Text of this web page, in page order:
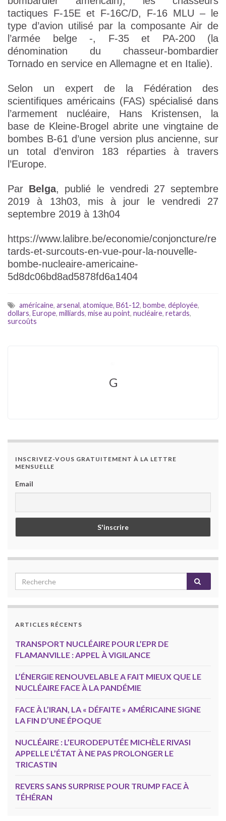
tactiques F-15E et F-16C/D, F-16 MLU – le
type d’avion utilisé par la composante Air de
l’armée belge -, F-35 et PA-200 (la
dénomination du chasseur-bombardier
Tornado en service en Allemagne et en Italie).
Selon un expert de la Fédération des
scientifiques américains (FAS) spécialisé dans
l’armement nucléaire, Hans Kristensen, la
base de Kleine-Brogel abrite une vingtaine de
bombes B-61 d’une version plus ancienne, sur
un total d’environ 183 réparties à travers
l’Europe.
Par Belga, publié le vendredi 27 septembre
2019 à 13h03, mis à jour le vendredi 27
septembre 2019 à 13h04
https://www.lalibre.be/economie/conjoncture/re
tards-et-surcouts-en-vue-pour-la-nouvelle-
bombe-nucleaire-americaine-
5d8dc06bd8ad5878fd6a1404
américaine, arsenal, atomique, B61-12, bombe, déployée,
dollars, Europe, milliards, mise au point, nucléaire, retards,
surcoûts
G
INSCRIVEZ-VOUS GRATUITEMENT À LA LETTRE
MENSUELLE
Email
ARTICLES RÉCENTS
TRANSPORT NUCLÉAIRE POUR L’EPR DE
FLAMANVILLE : APPEL À VIGILANCE
L’ÉNERGIE RENOUVELABLE A FAIT MIEUX QUE LE
NUCLÉAIRE FACE À LA PANDÉMIE
FACE À L’IRAN, LA « DÉFAITE » AMÉRICAINE SIGNE
LA FIN D’UNE ÉPOQUE
NUCLÉAIRE : L’EURODEPUTÉE MICHÈLE RIVASI
APPELLE L’ÉTAT À NE PAS PROLONGER LE
TRICASTIN
REVERS SANS SURPRISE POUR TRUMP FACE À
TÉHÉRAN